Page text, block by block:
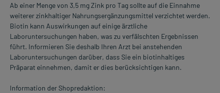
Ab einer Menge von 3,5 mg Zink pro Tag sollte auf die Einnahme
weiterer zinkhaltiger Nahrungsergänzungsmittel verzichtet werden.
Biotin kann Auswirkungen auf einige ärztliche
Laboruntersuchungen haben, was zu verfälschten Ergebnissen
führt. Informieren Sie deshalb Ihren Arzt bei anstehenden
Laboruntersuchungen darüber, dass Sie ein biotinhaltiges
Präparat einnehmen, damit er dies berücksichtigen kann.
Information der Shopredaktion: